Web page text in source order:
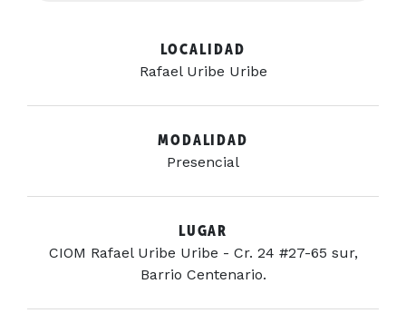
LOCALIDAD
Rafael Uribe Uribe
MODALIDAD
Presencial
LUGAR
CIOM Rafael Uribe Uribe - Cr. 24 #27-65 sur,
Barrio Centenario.